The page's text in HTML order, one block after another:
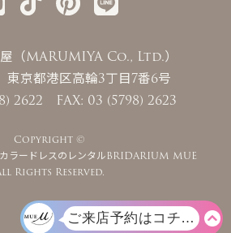
（MARUMIYA Co., Ltd.）
京都港区高輪3丁目7番6号
2622 FAX: 03 (5798) 2623
Copyright ©
ラードレスのレンタルBRIDARIUM MUE
Rights Reserved.